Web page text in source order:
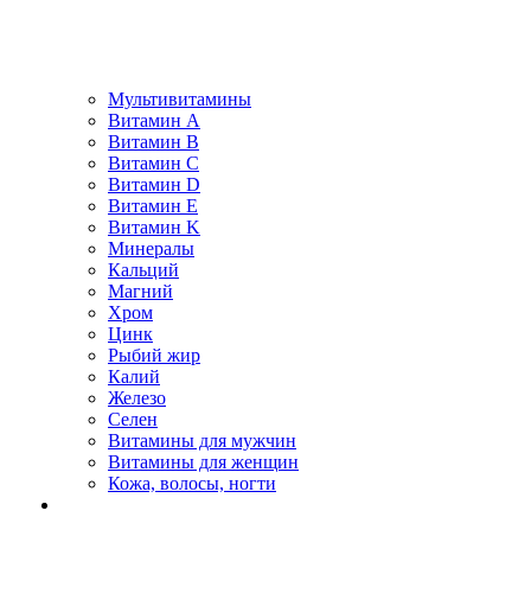
Мультивитамины
Витамин A
Витамин B
Витамин C
Витамин D
Витамин E
Витамин K
Минералы
Кальций
Магний
Хром
Цинк
Рыбий жир
Калий
Железо
Селен
Витамины для мужчин
Витамины для женщин
Кожа, волосы, ногти